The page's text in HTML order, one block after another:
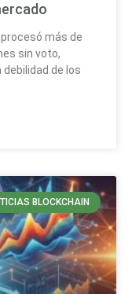
más de
sin voto,
de los
BLOCKCHAIN